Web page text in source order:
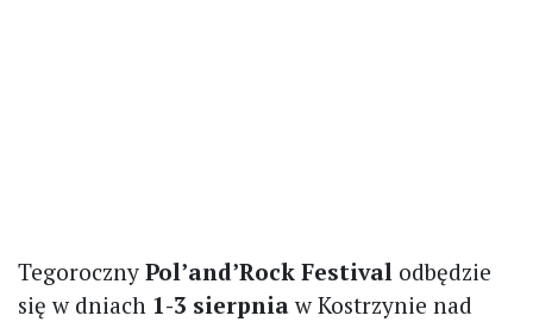
Tegoroczny Pol’and’Rock Festival odbędzie
się w dniach 1-3 sierpniaw Kostrzynie nad